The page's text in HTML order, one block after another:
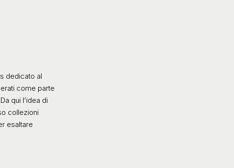
dedicato al
come parte
qui l’idea di
collezioni
esaltare